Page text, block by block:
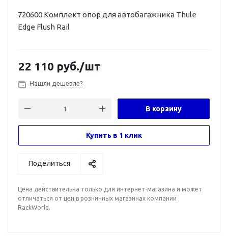
720600 Комплект опор для автобагажника Thule
Edge Flush Rail
22 110 руб./шт
Нашли дешевле?
В корзину
Купить в 1 клик
Поделиться
Цена действительна только для интернет-магазина и может
отличаться от цен в розничных магазинах компании
RackWorld.